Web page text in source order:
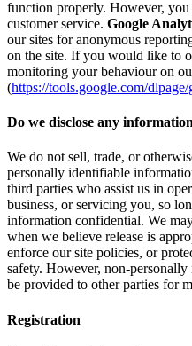
function properly. However,
customer service. Google
our sites for anonymous
on the site. If you would like to
monitoring your behaviour on
(https://tools.google.com/dlpage/
Do we disclose any
We do not sell, trade, or
personally identifiable
third parties who assist us in
business, or servicing you, so
information confidential. We
when we believe release is
enforce our site policies, or
safety. However, non-
be provided to other parties for
Registration